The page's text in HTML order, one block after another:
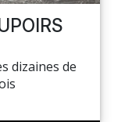
dizaines de